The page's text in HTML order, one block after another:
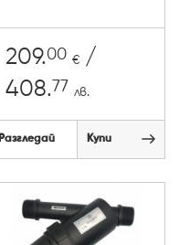
209.00 € /
408.77 лв.
Разгледай Купи